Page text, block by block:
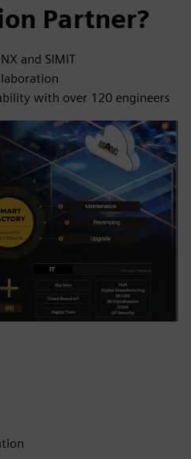
Partner?
and SIMIT
with over 120 engineers